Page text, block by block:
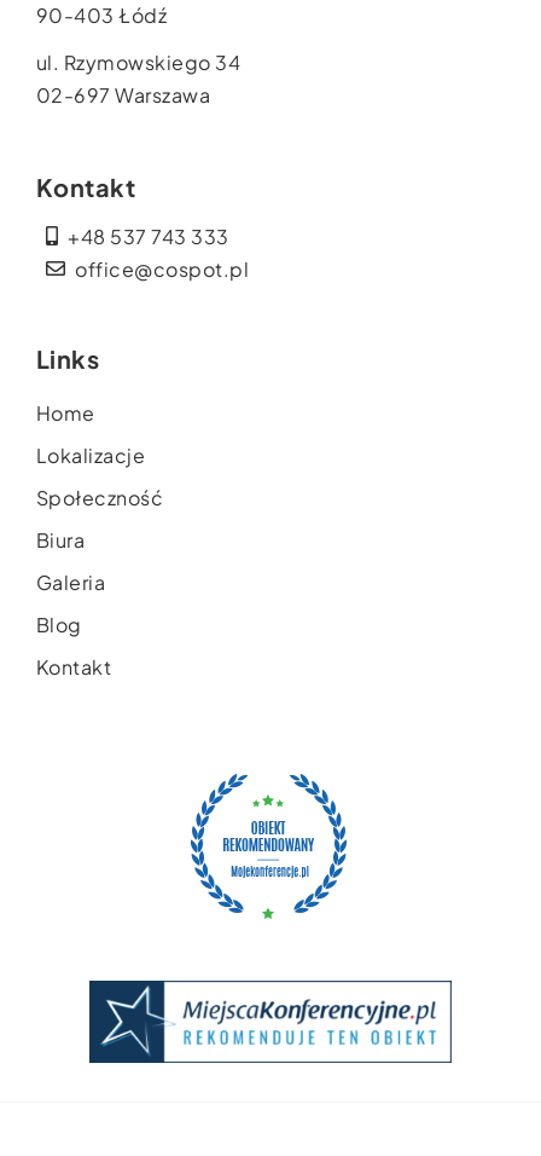
90-403 Łódź
ul. Rzymowskiego 34
02-697 Warszawa
Kontakt
+48 537 743 333
office@cospot.pl
Links
Home
Lokalizacje
Społeczność
Biura
Galeria
Blog
Kontakt